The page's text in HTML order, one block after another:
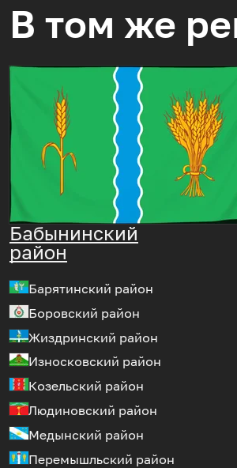
В том же
Бабынинский
район
Барятинский район
Боровский район
Жиздринский район
Износковский район
Козельский район
Людиновский район
Медынский район
Перемышльский район